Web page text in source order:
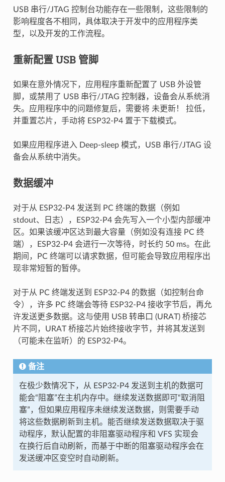
USB 串行/JTAG 控制台功能存在一些限制，这些限制的
影响程度各不相同，具体取决于开发中的应用程序类
型，以及开发的工作流程。
重新配置 USB 管脚
如果在意外情况下，应用程序重新配置了 USB 外设管
脚，或禁用了 USB 串行/JTAG 控制器，设备会从系统消
失。应用程序中的问题修复后，需要将 未更新！ 拉低，
并重置芯片，手动将 ESP32-P4 置于下载模式。
如果应用程序进入 Deep-sleep 模式，USB 串行/JTAG 设
备会从系统中消失。
数据缓冲
对于从 ESP32-P4 发送到 PC 终端的数据（例如
stdout、日志），ESP32-P4 会先写入一个小型内部缓冲
区。如果该缓冲区达到最大容量（例如没有连接 PC 终
端），ESP32-P4 会进行一次等待，时长约 50 ms。在此
期间，PC 终端可以请求数据，但可能会导致应用程序出
现非常短暂的暂停。
对于从 PC 终端发送到 ESP32-P4 的数据（如控制台命
令），许多 PC 终端会等待 ESP32-P4 接收字节后，再允
许发送更多数据。这与使用 USB 转串口 (URAT) 桥接芯
片不同，URAT 桥接芯片始终接收字节，并将其发送到
（可能未在监听）的 ESP32-P4。
备注
在极少数情况下，从 ESP32-P4 发送到主机的数据可
能会“阻塞”在主机内存中。继续发送数据即可“取消阻
塞”，但如果应用程序未继续发送数据，则需要手动
将这些数据刷新到主机。能否继续发送数据取决于驱
动程序，默认配置的非阻塞驱动程序和 VFS 实现会
在换行后自动刷新，而基于中断的阻塞驱动程序会在
发送缓冲区变空时自动刷新。